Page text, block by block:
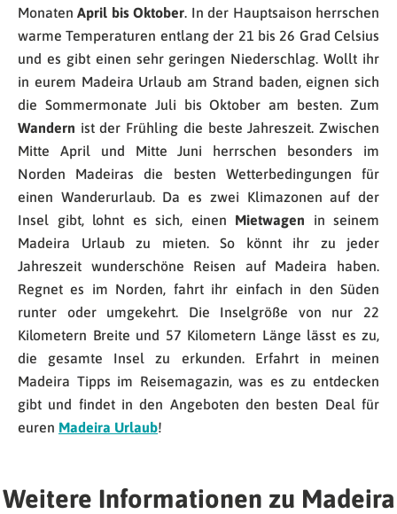
MonatenApril bis Oktober . In der Hauptsaison herrschen
warme Temperaturen entlang der 21 bis 26 Grad Celsius
und es gibt einen sehr geringen Niederschlag. Wollt ihr
in eurem Madeira Urlaub am Strand baden, eignen sich
die Sommermonate Juli bis Oktober am besten. Zum
Wandern ist der Frühling die beste Jahreszeit. Zwischen
Mitte April und Mitte Juni herrschen besonders im
Norden Madeiras die besten Wetterbedingungen für
einen Wanderurlaub. Da es zwei Klimazonen auf der
Insel gibt, lohnt es sich, einen Mietwagen in seinem
Madeira Urlaub zu mieten. So könnt ihr zu jeder
Jahreszeit wunderschöne Reisen auf Madeira haben.
Regnet es im Norden, fahrt ihr einfach in den Süden
runter oder umgekehrt. Die Inselgröße von nur 22
Kilometern Breite und 57 Kilometern Länge lässt es zu,
die gesamte Insel zu erkunden. Erfahrt in meinen
Madeira Tipps im Reisemagazin, was es zu entdecken
gibt und findet in den Angeboten den besten Deal für
euren Madeira Urlaub!
Weitere Informationen zu Madeira